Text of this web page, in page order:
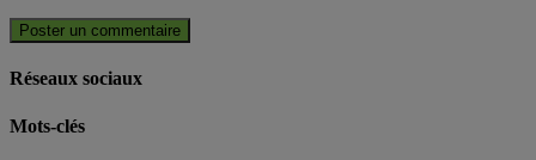
Réseaux sociaux
Mots-clés